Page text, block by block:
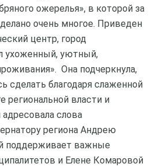
ожерелья», в которой за
очень многое. Приведен
центр, город
ухоженный, уютный,
Она подчеркнула,
сделать благодаря слаженной
региональной власти и
слова
региона Андрею
поддерживает важные
и Елене Комаровой